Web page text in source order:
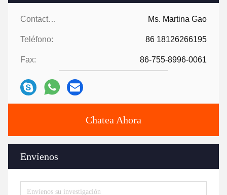
Contactos: Ms. Martina Gao
Teléfono: 86 18126266195
Fax: 86-755-8996-0061
Chatea Ahora
Envíenos